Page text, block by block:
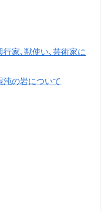
家､獣使い､芸術家に
沌の岩について